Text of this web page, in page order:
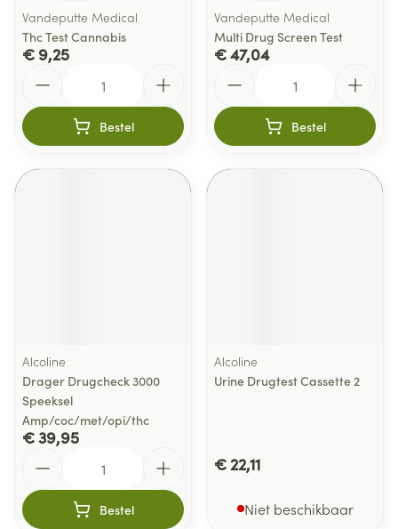
Vandeputte Medical
Thc Test Cannabis
€ 9,25
Bestel
Vandeputte Medical
Multi Drug Screen Test
€ 47,04
Bestel
Alcoline
Drager Drugcheck 3000
Speeksel
Amp/coc/met/opi/thc
€ 39,95
Bestel
Alcoline
Urine Drugtest Cassette 2
€ 22,11
Niet beschikbaar